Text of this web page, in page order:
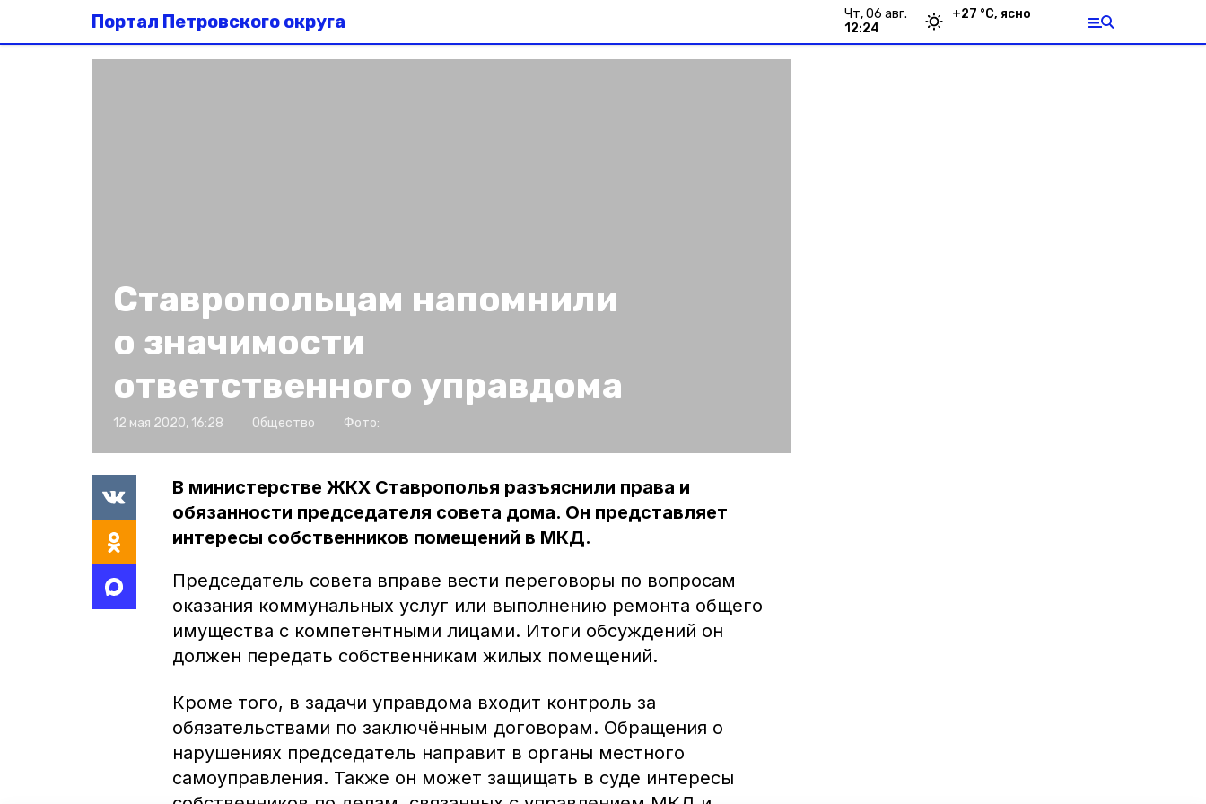
Портал Петровского округа
чт, 06 авг.
12:24
+27 °С, ясно
Ставропольцам напомнили
о значимости
ответственного управдома
12 мая 2020, 16:28 Общество Фото:
В министерстве ЖКХ Ставрополья разъяснили права и
обязанности председателя совета дома. Он представляет
интересы собственников помещений в МКД.
Председатель совета вправе вести переговоры по вопросам
оказания коммунальных услуг или выполнению ремонта общего
имущества с компетентными лицами. Итоги обсуждений он
должен передать собственникам жилых помещений.
Кроме того, в задачи управдома входит контроль за
обязательствами по заключённым договорам. Обращения о
нарушениях председатель направит в органы местного
самоуправления. Также он может защищать в суде интересы